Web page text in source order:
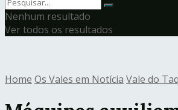
Nenhum resultado
Ver todos os resultados
Home Os Vales em Notícia Vale do